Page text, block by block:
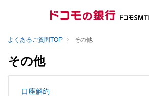
よくあるご質問TOP その他
その他
口座解約